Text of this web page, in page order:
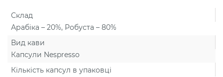
Склад
Арабіка – 20%, Робуста – 80%
Вид кави
Капсули Nespresso
Кількість капсул в упаковці